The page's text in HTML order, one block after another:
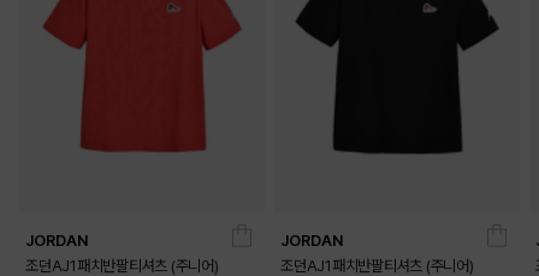
JORDAN
조던AJ1패치반팔티셔츠 (주니어)
JORDAN
조던AJ1패치반팔티셔츠 (주니어)